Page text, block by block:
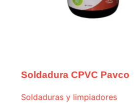
Soldadura CPVC Pavco
Soldaduras y limpiadores